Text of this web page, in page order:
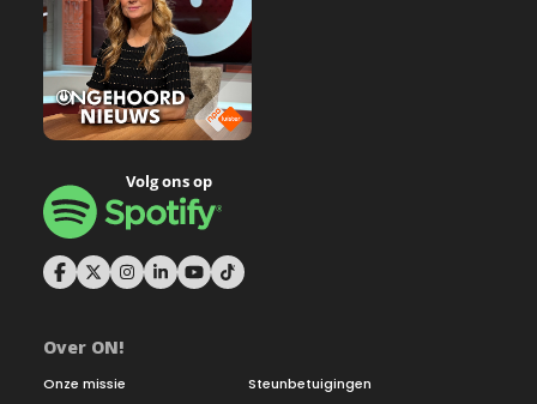
Over ON!
Onze missie
Steunbetuigingen